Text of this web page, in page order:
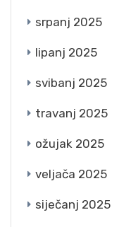
srpanj 2025
lipanj 2025
svibanj 2025
travanj 2025
ožujak 2025
veljača 2025
siječanj 2025